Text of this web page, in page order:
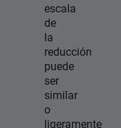
escala
de
la
reducción
puede
ser
similar
o
ligeramente